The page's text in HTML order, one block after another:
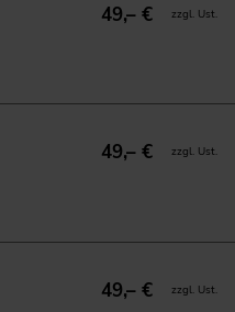
49,– € zzgl. Ust.
49,– € zzgl. Ust.
49,– € zzgl. Ust.